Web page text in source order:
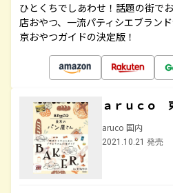
ひとくちでしあわせ！話題の街で
店おやつ、一流パティシエブラン
京おやつガイドの決定版！
ａｒｕｃｏ
aruco 国内
2021.10.21 発売